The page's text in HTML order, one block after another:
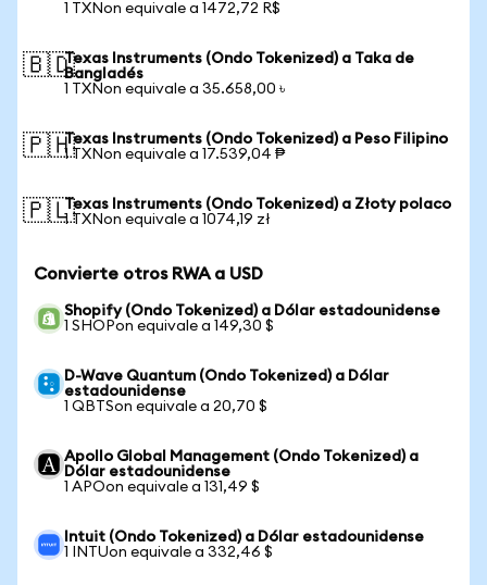
1 TXNon equivale a 1472,72 R$
🇧🇩Texas Instruments (Ondo Tokenized) a Taka de
Bangladés
1 TXNon equivale a 35.658,00 ৳
🇵🇭Texas Instruments (Ondo Tokenized) a Peso Filipino
1 TXNon equivale a 17.539,04 ₱
🇵🇱Texas Instruments (Ondo Tokenized) a Złoty polaco
1 TXNon equivale a 1074,19 zł
Convierte otros RWA a USD
Shopify (Ondo Tokenized) a Dólar estadounidense
1 SHOPon equivale a 149,30 $
D-Wave Quantum (Ondo Tokenized) a Dólar
estadounidense
1 QBTSon equivale a 20,70 $
Apollo Global Management (Ondo Tokenized) a
Dólar estadounidense
1 APOon equivale a 131,49 $
Intuit (Ondo Tokenized) a Dólar estadounidense
1 INTUon equivale a 332,46 $